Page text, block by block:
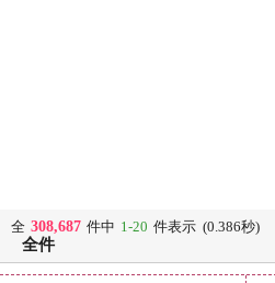
全 308,687 件中 1-20 件表示 (0.386秒)
全件